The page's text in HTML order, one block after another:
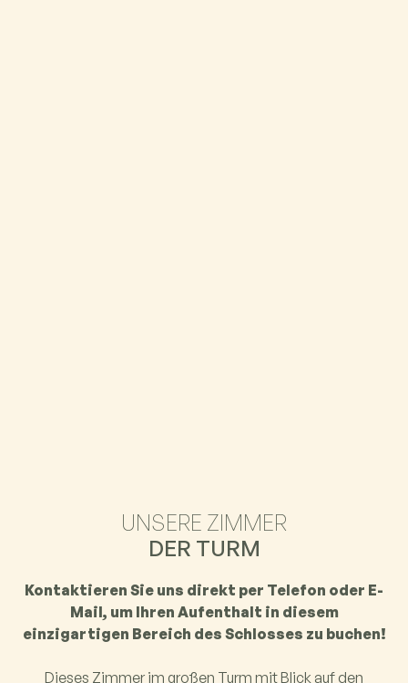
UNSERE ZIMMER
DER TURM
Kontaktieren Sie uns direkt per Telefon oder E-
Mail, um Ihren Aufenthalt in diesem
einzigartigen Bereich des Schlosses zu buchen!
Dieses Zimmer im großen Turm mit Blick auf den